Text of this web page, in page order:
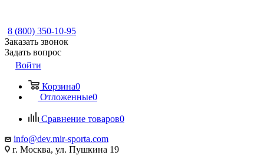
8 (800) 350-10-95
Заказать звонок
Задать вопрос
Войти
Корзина0
Отложенные0
Сравнение товаров0
info@dev.mir-sporta.com
г. Москва, ул. Пушкина 19